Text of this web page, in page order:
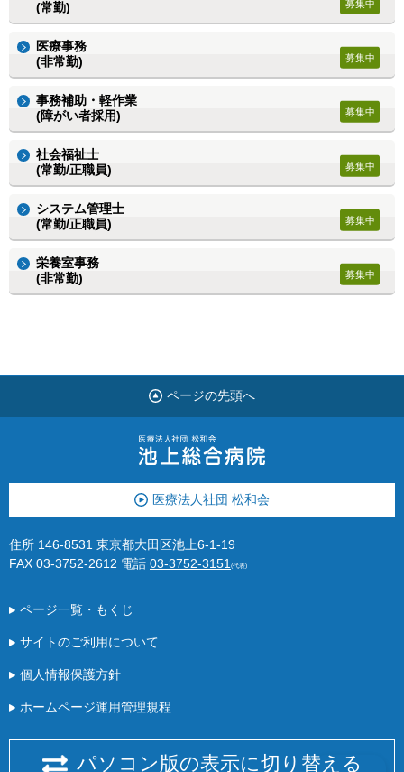
(常勤)
医療事務
(非常勤)
事務補助・軽作業
(障がい者採用)
社会福祉士
(常勤/正職員)
システム管理士
(常勤/正職員)
栄養室事務
(非常勤)
ページの先頭へ
医療法人社団 松和会
住所 146-8531 東京都大田区池上6-1-19
FAX 03-3752-2612 電話 03-3752-3151 (代表)
ページ一覧・もくじ
サイトのご利用について
個人情報保護方針
ホームページ運用管理規程
パソコン版の表示に切り替える